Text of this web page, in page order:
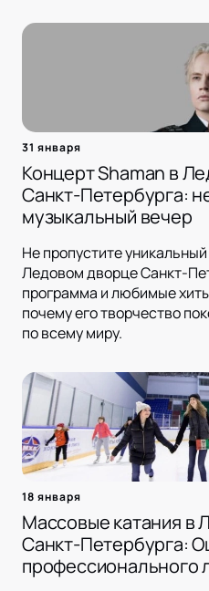
31 января
Концерт Shaman в
Санкт-Петербурга:
музыкальный вечер
Не пропустите
Ледовом дворце Санкт-
программа и любимые
почему его творчество
по всему миру.
18 января
Массовые катания в
Санкт-Петербурга:
профессионального